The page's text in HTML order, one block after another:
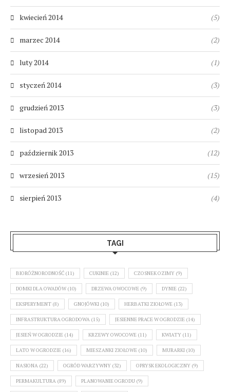
kwiecień 2014 (5)
marzec 2014 (2)
luty 2014 (1)
styczeń 2014 (3)
grudzień 2013 (3)
listopad 2013 (2)
październik 2013 (12)
wrzesień 2013 (15)
sierpień 2013 (4)
TAGI
BIORÓŻNORODNOŚĆ (11) CUKINIE (12) CZOSNEK OZIMY (9)
DOMKI DLA OWADÓW (10) DRZEWA OWOCOWE (9) DYNIE (22)
EKSPERYMENT (8) GNOJÓWKI (10) HERBATKI ZIOŁOWE (13)
INFRASTRUKTURA OGRODOWA (15) JESIENNE PRACE W OGRODZIE (14)
JESIEŃ W OGRODZIE (14) KRZEWY OWOCOWE (11) KWIATY (11)
LATO W OGRODZIE (16) MIESZANKI ZIOŁOWE (10) MURARKI (10)
NASIONA (22) OGRÓD WARZYWNY (32) OPRYSK EKOLOGICZNY (9)
PERMAKULTURA (89) PLANOWANIE OGRODU (9)